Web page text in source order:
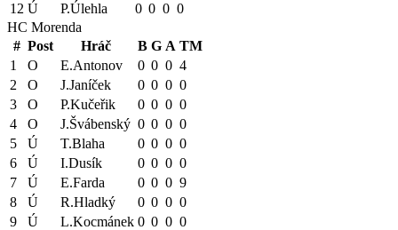
12 Ú P.Úlehla 0 0 0 0
HC Morenda
# Post Hráč B G A TM
1
O E.Antonov 0 0 0 4
2
O J.Janíček 0 0 0 0
3
O P.Kučeřik 0 0 0 0
4
O J.Švábenský 0 0 0 0
5
Ú T.Blaha 0 0 0 0
6
Ú I.Dusík 0 0 0 0
7
Ú E.Farda 0 0 0 9
8
Ú R.Hladký 0 0 0 0
9
Ú L.Kocmánek 0 0 0 0